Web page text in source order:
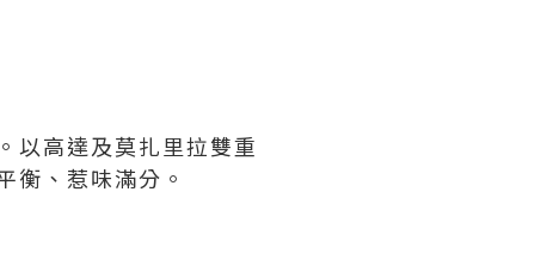
以高達及莫扎里拉雙重
衡、惹味滿分。